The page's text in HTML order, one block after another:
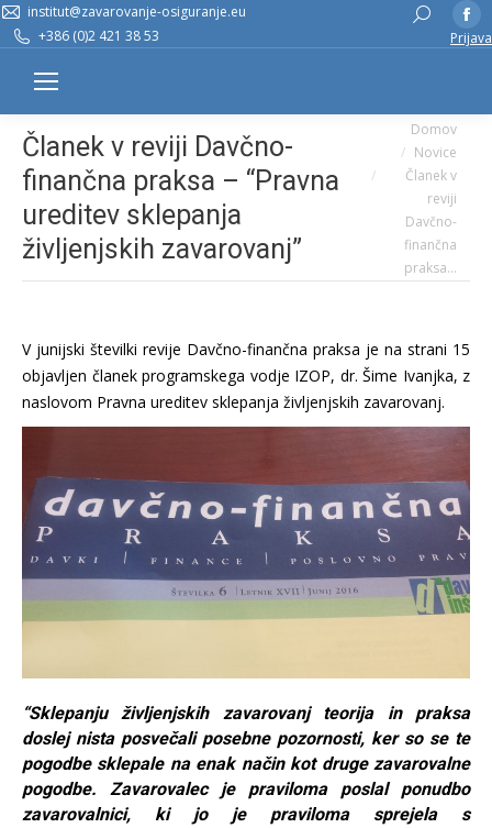
institut@zavarovanje-osiguranje.eu
+386 (0)2 421 38 53
Search:
Prijava
Članek v reviji Davčno-
finančna praksa – “Pravna
ureditev sklepanja
življenjskih zavarovanj”
You are here:
Domov
Novice
Članek v
reviji
Davčno-
finančna
praksa…
V junijski številki revije Davčno-finančna praksa je na strani 15
objavljen članek programskega vodje IZOP, dr. Šime Ivanjka, z
naslovom Pravna ureditev sklepanja življenjskih zavarovanj.
“Sklepanju življenjskih zavarovanj teorija in praksa
doslej nista posvečali posebne pozornosti, ker so se te
pogodbe sklepale na enak način kot druge zavarovalne
pogodbe. Zavarovalec je praviloma poslal ponudbo
zavarovalnici, ki jo je praviloma sprejela s